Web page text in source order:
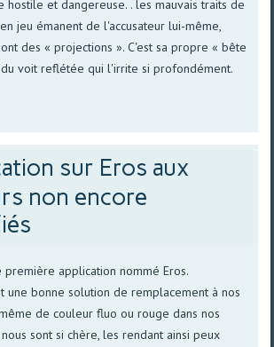
hostile et dangereuse. . les mauvais traits de
jeu émanent de l'accusateur lui-même,
des « projections ». C'est sa propre « bête
voit reflétée qui l'irrite si profondément.
sur Eros aux
non encore
première application nommé Eros.
une bonne solution de remplacement à nos
de couleur fluo ou rouge dans nos
sont si chère, les rendant ainsi peux